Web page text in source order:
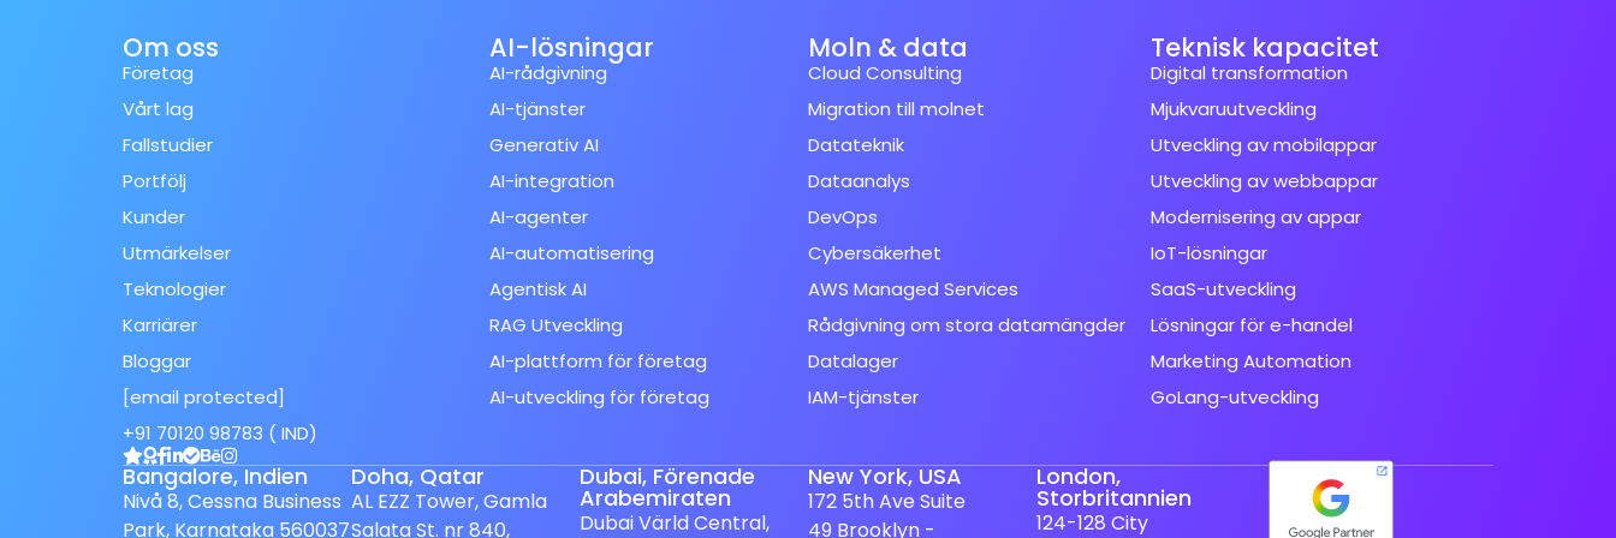
Om oss
Företag
Vårt lag
Fallstudier
Portfölj
Kunder
Utmärkelser
Teknologier
Karriärer
Bloggar
[email protected]
+91 70120 98783 ( IND)
AI-lösningar
AI-rådgivning
AI-tjänster
Generativ AI
AI-integration
AI-agenter
AI-automatisering
Agentisk AI
RAG Utveckling
AI-plattform för företag
AI-utveckling för företag
Moln & data
Cloud Consulting
Migration till molnet
Datateknik
Dataanalys
DevOps
Cybersäkerhet
AWS Managed Services
Rådgivning om stora datamängder
Datalager
IAM-tjänster
Teknisk kapacitet
Digital transformation
Mjukvaruutveckling
Utveckling av mobilappar
Utveckling av webbappar
Modernisering av appar
IoT-lösningar
SaaS-utveckling
Lösningar för e-handel
Marketing Automation
GoLang-utveckling
Bangalore, Indien
Nivå 8, Cessna Business
Park, Karnataka 560037
Doha, Qatar
AL EZZ Tower, Gamla
Salata St. nr 840,
Dubai, Förenade
Arabemiraten
Dubai Värld Central,
New York, USA
172 5th Ave Suite
49 Brooklyn -
London,
Storbritannien
124-128 City
Dutch
Finnish
Spanish (Spain)